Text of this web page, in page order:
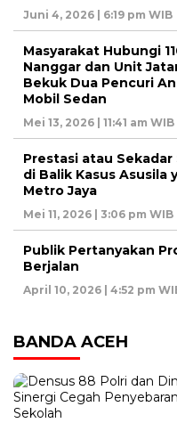
Juni 4, 2026 | 6:19 pm WIB
Masyarakat Hubungi
Nanggar dan Unit
Bekuk Dua Pencuri
Mobil Sedan
Mei 13, 2026 | 11:41 am WIB
Prestasi atau Sekadar
di Balik Kasus Asusila
Metro Jaya
Mei 11, 2026 | 3:06 pm WIB
Publik Pertanyakan
Berjalan
April 10, 2026 | 4:52 pm
BANDA ACEH